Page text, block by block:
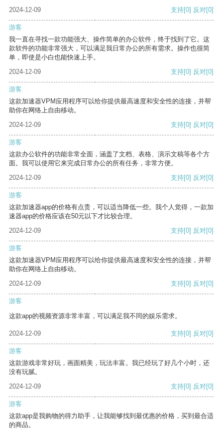
2024-12-09 支持[0] 反对[0]
游客
我一直在寻找一款功能强大、操作简单的办公软件，终于找到了它。这
款软件的功能非常强大，可以满足我日常办公的所有需求。操作也很简
单，即使是小白也能快速上手。
2024-12-09
支持[0] 反对[0]
游客
这款加速器VPM应用程序可以给你提供最高速度和安全性的连接，并帮
助你在网络上自由移动。
2024-12-09
支持[0] 反对[0]
游客
这款办公软件的功能非常全面，涵盖了文档、表格、演示文稿等各个方
面。我可以使用它来完成日常办公的所有任务，非常方便。
2024-12-09
支持[0] 反对[0]
游客
这款加速器app的价格有点贵，可以适当降低一些。我个人觉得，一款加
速器app的价格应该在50元以下才比较合理。
2024-12-09
支持[0] 反对[0]
游客
这款加速器VPM应用程序可以给你提供最高速度和安全性的连接，并帮
助你在网络上自由移动。
2024-12-09
支持[0] 反对[0]
游客
这款app的视频资源非常丰富，可以满足我不同的娱乐需求。
2024-12-09 支持[0] 反对[0]
游客
这款游戏非常好玩，画面精美，玩法丰富。我已经玩了好几个小时，还
没有玩腻。
2024-12-09
支持[0] 反对[0]
游客
这款app是我购物的得力助手，让我能够找到最优惠的价格，买到最合适
的商品。